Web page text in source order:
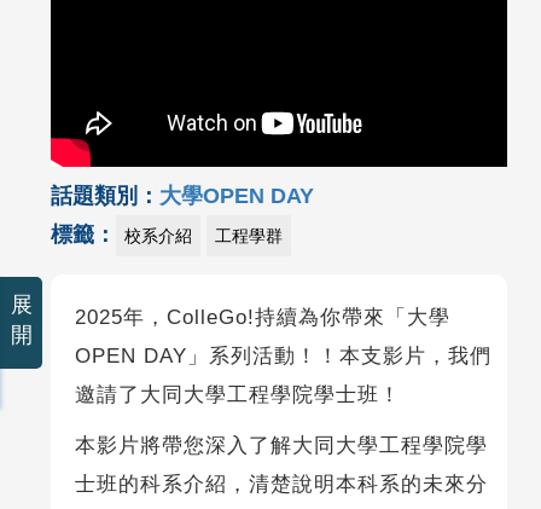
話題類別： 大學OPEN DAY
標籤：
校系介紹 工程學群
2025年，ColleGo!持續為你帶來「大學
OPEN DAY」系列活動！！本支影片，我們
邀請了大同大學工程學院學士班！
本影片將帶您深入了解大同大學工程學院學
士班的科系介紹，清楚說明本科系的未來分
展
開